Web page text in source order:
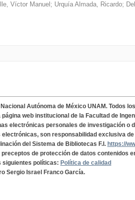
Víctor Manuel ; Urquía Almada, Ricardo;
Autónoma de México UNAM. Todos
página web institucional de la Facultad de
electrónicas personales de investigación o
electrónicas, son responsabilidad exclusiva
del Sistema de Bibliotecas F.I. https://
de protección de datos contenidos
siguientes políticas: Política de calidad
Sergio Israel Franco García.